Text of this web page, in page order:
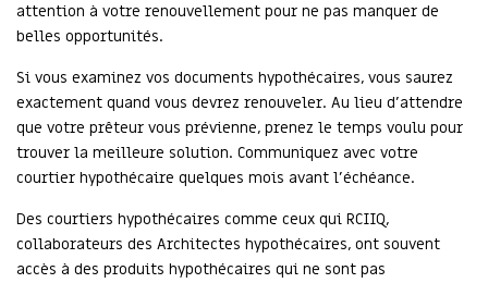
attention à votre renouvellement pour ne pas manquer de
belles opportunités.
Si vous examinez vos documents hypothécaires, vous saurez
exactement quand vous devrez renouveler. Au lieu d’attendre
que votre prêteur vous prévienne, prenez le temps voulu pour
trouver la meilleure solution. Communiquez avec votre
courtier hypothécaire quelques mois avant l’échéance.
Des courtiers hypothécaires comme ceux qui RCIIQ,
collaborateurs des Architectes hypothécaires, ont souvent
accès à des produits hypothécaires qui ne sont pas